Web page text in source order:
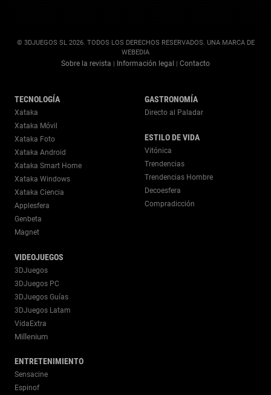
© 3DJUEGOS SL 2026. TODOS LOS DERECHOS RESERVADOS. UNA MARCA DE
WEBEDIA
Sobre la revista Información legal Contacto
TECNOLOGÍA
Xataka
Xataka Móvil
Xataka Foto
Xataka Android
Xataka Smart Home
Xataka Windows
Xataka Ciencia
Applesfera
Genbeta
Magnet
VIDEOJUEGOS
3DJuegos
3DJuegos PC
3DJuegos Guías
3DJuegos Latam
VidaExtra
Millenium
ENTRETENIMIENTO
Sensacine
Espinof
GASTRONOMÍA
Directo al Paladar
ESTILO DE VIDA
Vitónica
Trendencias
Trendencias Hombre
Decoesfera
Compradicción